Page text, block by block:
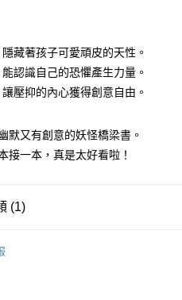
用說明】
哥大提供，台灣大哥大用戶可立即使用
「大哥付你分期」，訂單成立後會自動跳
門號後，選擇欲分期的期數、繳款截止日
審核」未通過狀況，表示未達大哥付你分
入電信帳單，「大哥付你分期」於每月結
先享後付」】
冊會員、不需綁卡、不需儲值。
機號碼，簡訊認證，即可結帳。
後付」結帳流程】
藏著孩子可愛頑皮的天性。
認識自己的恐懼產生力量。
壓抑的內心獲得創意自由。
默又有創意的妖怪橋梁書。
接一本，真是太好看啦！
(1)